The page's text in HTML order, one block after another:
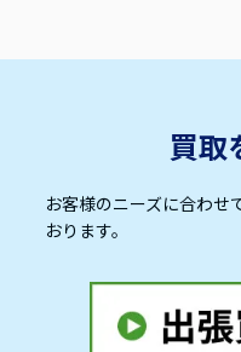
買取
お客様のニーズに合わせ
おります。